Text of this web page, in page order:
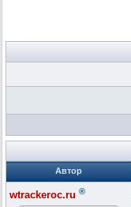
Автор
wtrackeroc.ru ®